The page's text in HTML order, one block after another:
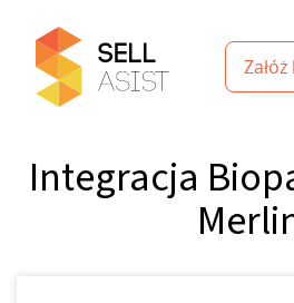
Integracja